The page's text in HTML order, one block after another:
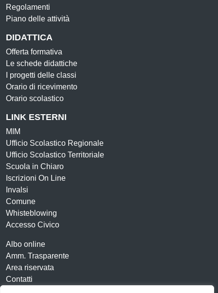
Regolamenti
Piano delle attività
DIDATTICA
Offerta formativa
Le schede didattiche
I progetti delle classi
Orario di ricevimento
Orario scolastico
LINK ESTERNI
MIM
Ufficio Scolastico Regionale
Ufficio Scolastico Territoriale
Scuola in Chiaro
Iscrizioni On Line
Invalsi
Comune
Whisteblowing
Accesso Civico
Albo online
Amm. Trasparente
Area riservata
Contatti